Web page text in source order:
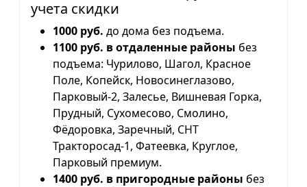
учета скидки
1000 руб. до дома без подъема.
1100 руб. в отдаленные районы без
подъема: Чурилово, Шагол, Красное
Поле, Копейск, Новосинеглазово,
Парковый-2, Залесье, Вишневая Горка,
Прудный, Сухомесово, Смолино,
Фёдоровка, Заречный, СНТ
Тракторосад-1, Фатеевка, Круглое,
Парковый премиум.
1400 руб. в пригородные районы без